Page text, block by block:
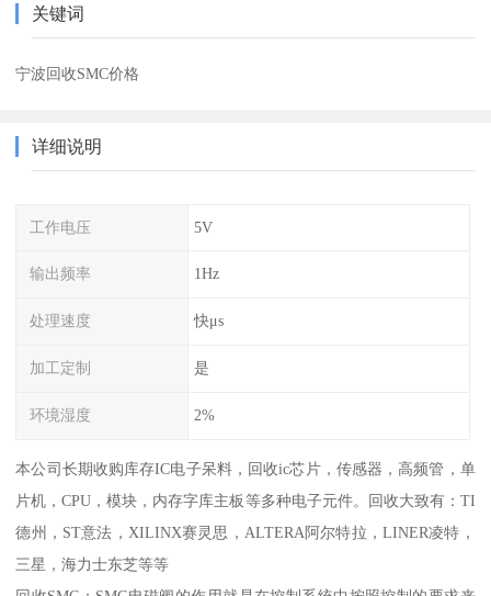
关键词
宁波回收SMC价格
详细说明
工作电压 5V
输出频率 1Hz
处理速度 快μs
加工定制 是
环境湿度 2%
本公司长期收购库存IC电子呆料，回收ic芯片，传感器，高频管，单
片机，CPU，模块，内存字库主板等多种电子元件。回收大致有：TI
德州，ST意法，XILINX赛灵思，ALTERA阿尔特拉，LINER凌特，
三星，海力士东芝等等